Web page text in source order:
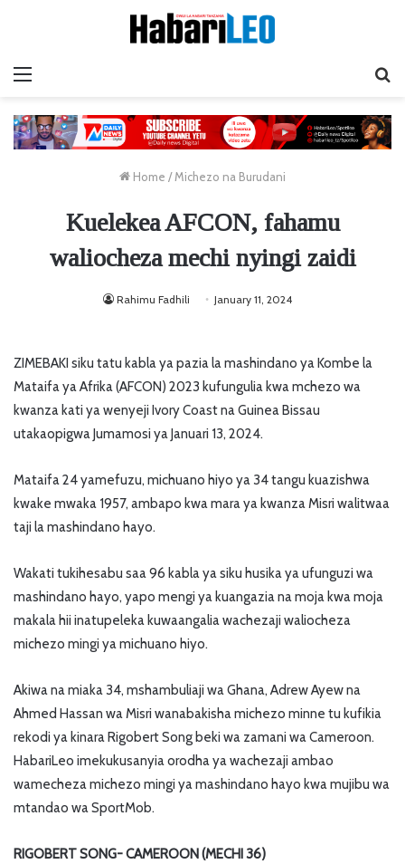
Home /Michezo na Burudani
Kuelekea AFCON, fahamu
waliocheza mechi nyingi zaidi
Rahimu Fadhili January 11, 2024
ZIMEBAKI siku tatu kabla ya pazia la mashindano ya Kombe la
Mataifa ya Afrika (AFCON) 2023 kufungulia kwa mchezo wa
kwanza kati ya wenyeji Ivory Coast na Guinea Bissau
utakaopigwa Jumamosi ya Januari 13, 2024.
Mataifa 24 yamefuzu, michuano hiyo ya 34 tangu kuazishwa
kwake mwaka 1957, ambapo kwa mara ya kwanza Misri walitwaa
taji la mashindano hayo.
Wakati tukihesabu saa 96 kabla ya siku husika ya ufunguzi wa
mashindano hayo, yapo mengi ya kuangazia na moja kwa moja
makala hii inatupeleka kuwaangalia wachezaji waliocheza
michezo mingi ya michuano hiyo.
Akiwa na miaka 34, mshambuliaji wa Ghana, Adrew Ayew na
Ahmed Hassan wa Misri wanabakisha michezo minne tu kufikia
rekodi ya kinara Rigobert Song beki wa zamani wa Cameroon.
HabariLeo imekukusanyia orodha ya wachezaji ambao
wamecheza michezo mingi ya mashindano hayo kwa mujibu wa
mtandao wa SportMob.
RIGOBERT SONG- CAMEROON (MECHI 36)